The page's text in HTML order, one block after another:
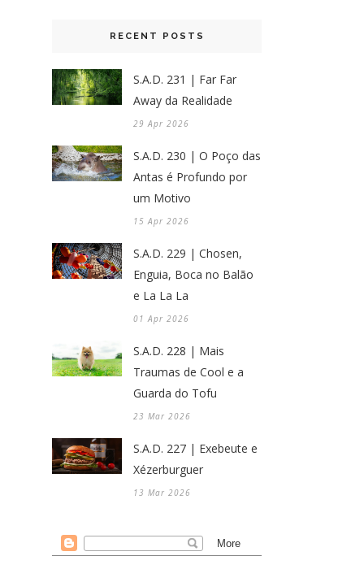
RECENT POSTS
S.A.D. 231 | Far Far
Away da Realidade
29 Apr 2026
S.A.D. 230 | O Poço das
Antas é Profundo por
um Motivo
15 Apr 2026
S.A.D. 229 | Chosen,
Enguia, Boca no Balão
e La La La
01 Apr 2026
S.A.D. 228 | Mais
Traumas de Cool e a
Guarda do Tofu
23 Mar 2026
S.A.D. 227 | Exebeute e
Xézerburguer
13 Mar 2026